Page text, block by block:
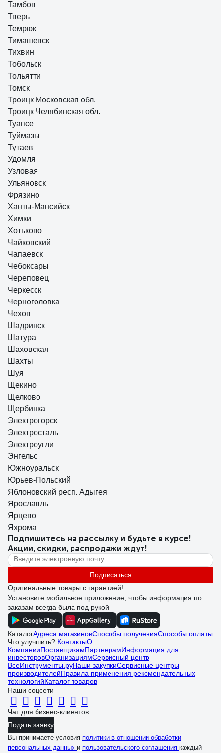
Тамбов
Тверь
Темрюк
Тимашевск
Тихвин
Тобольск
Тольятти
Томск
Троицк Московская обл.
Троицк Челябинская обл.
Туапсе
Туймазы
Тутаев
Удомля
Узловая
Ульяновск
Фрязино
Ханты-Мансийск
Химки
Хотьково
Чайковский
Чапаевск
Чебоксары
Череповец
Черкесск
Черноголовка
Чехов
Шадринск
Шатура
Шаховская
Шахты
Шуя
Щекино
Щелково
Щербинка
Электрогорск
Электросталь
Электроугли
Энгельс
Южноуральск
Юрьев-Польский
Яблоновский респ. Адыгея
Ярославль
Ярцево
Яхрома
Подпишитесь на рассылкуи будьте в курсе!
Акции, скидки, распродажи ждут!
Подписаться
Оригинальные товары с гарантией!
Установите мобильное приложение, чтобы информация по
заказам всегда была под рукой
КаталогАдреса магазиновСпособы полученияСпособы оплаты
Что улучшить? КонтактыО
КомпанииПоставщикамПартнерамИнформация для
инвесторовОрганизациямСервисный центр
ВсеИнструменты.руНаши закупкиСервисные центры
производителейПравила применения рекомендательных
технологийКаталог товаров
Наши соцсети
Чат для бизнес-клиентов
Подать заявку
Вы принимаете условия политики в отношении обработки
персональных данных и пользовательского соглашения каждый